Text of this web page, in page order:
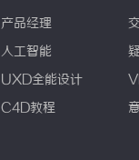
产品经理
人工智能
UXD全能设计
C4D教程